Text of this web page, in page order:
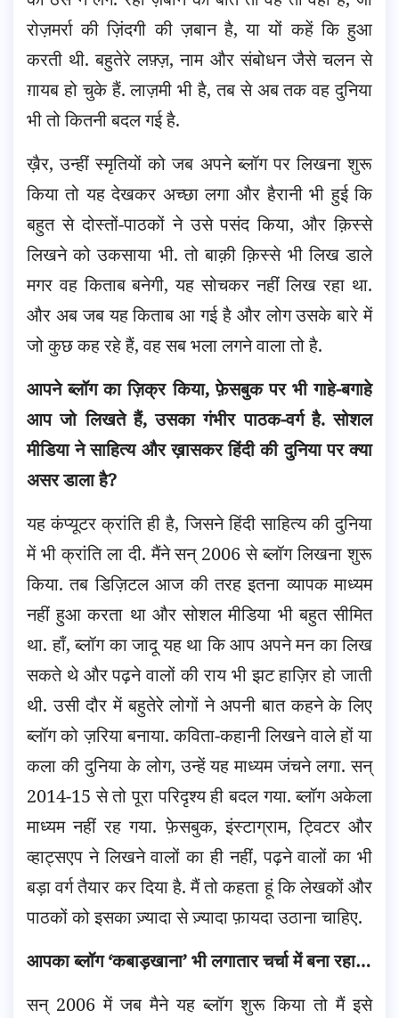
रोज़मर्रा की ज़िंदगी की ज़बान है, या यों कहें कि हुआ
करती थी. बहुतेरे लफ़्ज़, नाम और संबोधन जैसे चलन से
ग़ायब हो चुके हैं. लाज़मी भी है, तब से अब तक वह दुनिया
भी तो कितनी बदल गई है.
ख़ैर, उन्हीं स्मृतियों को जब अपने ब्लॉग पर लिखना शुरू
किया तो यह देखकर अच्छा लगा और हैरानी भी हुई कि
बहुत से दोस्तों-पाठकों ने उसे पसंद किया, और क़िस्से
लिखने को उकसाया भी. तो बाक़ी क़िस्से भी लिख डाले
मगर वह किताब बनेगी, यह सोचकर नहीं लिख रहा था.
और अब जब यह किताब आ गई है और लोग उसके बारे में
जो कुछ कह रहे हैं, वह सब भला लगने वाला तो है.
आपने ब्लॉग का ज़िक्र किया, फ़ेसबुक पर भी गाहे-बगाहे
आप जो लिखते हैं, उसका गंभीर पाठक-वर्ग है. सोशल
मीडिया ने साहित्य और ख़ासकर हिंदी की दुनिया पर क्या
असर डाला है?
यह कंप्यूटर क्रांति ही है, जिसने हिंदी साहित्य की दुनिया
में भी क्रांति ला दी. मैंने सन् 2006 से ब्लॉग लिखना शुरू
किया. तब डिज़िटल आज की तरह इतना व्यापक माध्यम
नहीं हुआ करता था और सोशल मीडिया भी बहुत सीमित
था. हाँ, ब्लॉग का जादू यह था कि आप अपने मन का लिख
सकते थे और पढ़ने वालों की राय भी झट हाज़िर हो जाती
थी. उसी दौर में बहुतेरे लोगों ने अपनी बात कहने के लिए
ब्लॉग को ज़रिया बनाया. कविता-कहानी लिखने वाले हों या
कला की दुनिया के लोग, उन्हें यह माध्यम जंचने लगा. सन्
2014-15 से तो पूरा परिदृश्य ही बदल गया. ब्लॉग अकेला
माध्यम नहीं रह गया. फ़ेसबुक, इंस्टाग्राम, ट्विटर और
व्हाट्सएप ने लिखने वालों का ही नहीं, पढ़ने वालों का भी
बड़ा वर्ग तैयार कर दिया है. मैं तो कहता हूं कि लेखकों और
पाठकों को इसका ज़्यादा से ज़्यादा फ़ायदा उठाना चाहिए.
आपका ब्लॉग ‘कबाड़खाना’ भी लगातार चर्चा में बना रहा…
सन् 2006 में जब मैने यह ब्लॉग शुरू किया तो मैं इसे